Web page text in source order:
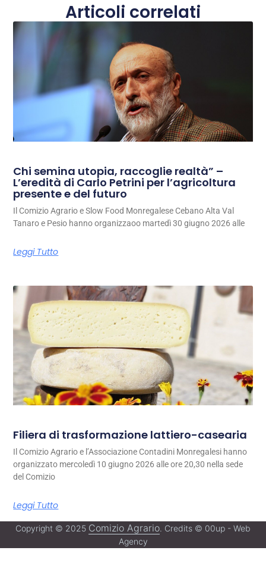
Articoli correlati
Chi semina utopia, raccoglie realtà” –
L’eredità di Carlo Petrini per l’agricoltura
presente e del futuro
Il Comizio Agrario e Slow Food Monregalese Cebano Alta Val
Tanaro e Pesio hanno organizzaoo martedì 30 giugno 2026 alle
Leggi Tutto
Filiera di trasformazione lattiero-casearia
Il Comizio Agrario e l’Associazione Contadini Monregalesi hanno
organizzato mercoledì 10 giugno 2026 alle ore 20,30 nella sede
del Comizio
Leggi Tutto
Copyright © 2025 Comizio Agrario. Credits © 00up - Web
Agency